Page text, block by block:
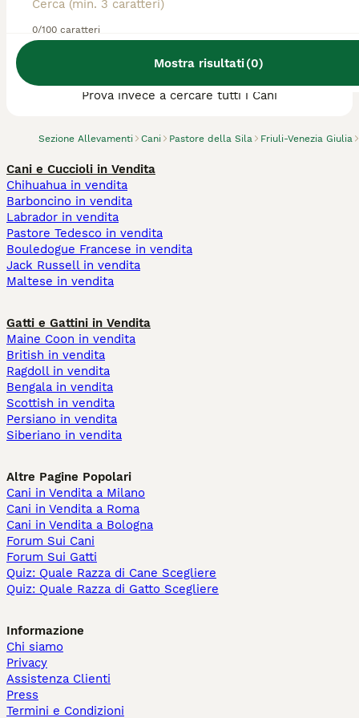
0/100 caratteri
Mostra risultati(0)
Sezione Allevamenti Cani Pastore della Sila Friuli-Venezia Giulia
Abbiamo trovato 0 Allevamento di Pastore
Prova invece a cercare tutti i Cani
Cani e Cuccioli in Vendita
Chihuahua in vendita
Barboncino in vendita
Labrador in vendita
Pastore Tedesco in vendita
Bouledogue Francese in vendita
Jack Russell in vendita
Maltese in vendita
Gatti e Gattini in Vendita
Maine Coon in vendita
British in vendita
Ragdoll in vendita
Bengala in vendita
Scottish in vendita
Persiano in vendita
Siberiano in vendita
Altre Pagine Popolari
Cani in Vendita a Milano
Cani in Vendita a Roma
Cani in Vendita a Bologna
Forum Sui Cani
Forum Sui Gatti
Quiz: Quale Razza di Cane Scegliere
Quiz: Quale Razza di Gatto Scegliere
Informazione
Chi siamo
Privacy
Assistenza Clienti
Press
Termini e Condizioni